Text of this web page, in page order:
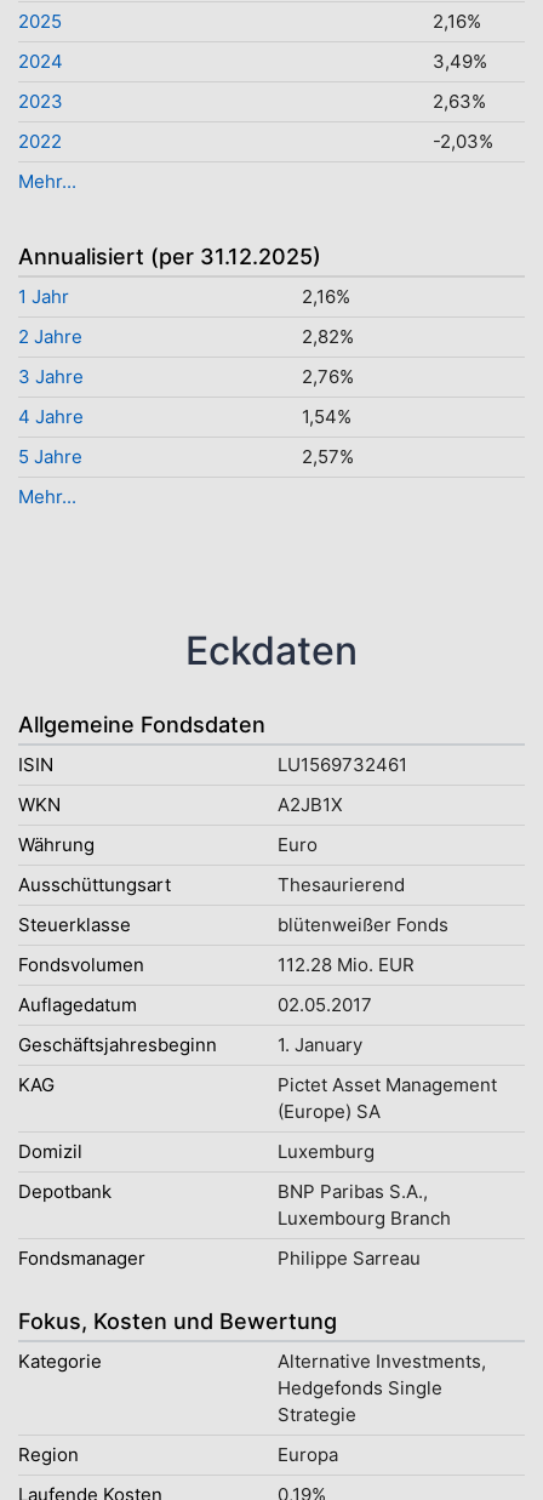
2025
2,16%
2024
3,49%
2023
2,63%
2022
-2,03%
Mehr...
Annualisiert (per 31.12.2025)
1 Jahr
2,16%
2 Jahre
2,82%
3 Jahre
2,76%
4 Jahre
1,54%
5 Jahre
2,57%
Mehr...
Eckdaten
Allgemeine Fondsdaten
ISIN
LU1569732461
WKN
A2JB1X
Währung
Euro
Ausschüttungsart
Thesaurierend
Steuerklasse
blütenweißer Fonds
Fondsvolumen
112.28 Mio. EUR
Auflagedatum
02.05.2017
Geschäftsjahresbeginn
1. January
KAG
Pictet Asset Management
(Europe) SA
Domizil
Luxemburg
Depotbank
BNP Paribas S.A.,
Luxembourg Branch
Fondsmanager
Philippe Sarreau
Fokus, Kosten und Bewertung
Kategorie
Alternative Investments,
Hedgefonds Single
Strategie
Region
Europa
Laufende Kosten
0,19%